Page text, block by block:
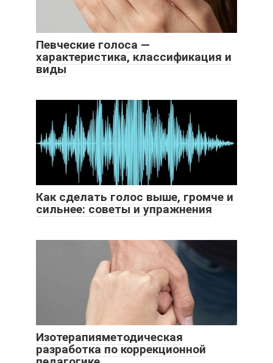
Певческие голоса —
характеристика, классификация и
виды
Как сделать голос выше, громче и
сильнее: советы и упражнения
Изотерапияметодическая
разработка по коррекционной